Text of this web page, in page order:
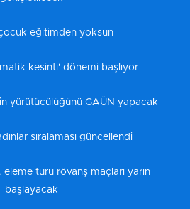
eğitimden yoksun
kesinti' dönemi başlıyor
yürütücülüğünü GAÜN yapacak
sıralaması güncellendi
turu rövanş maçları yarın
başlayacak